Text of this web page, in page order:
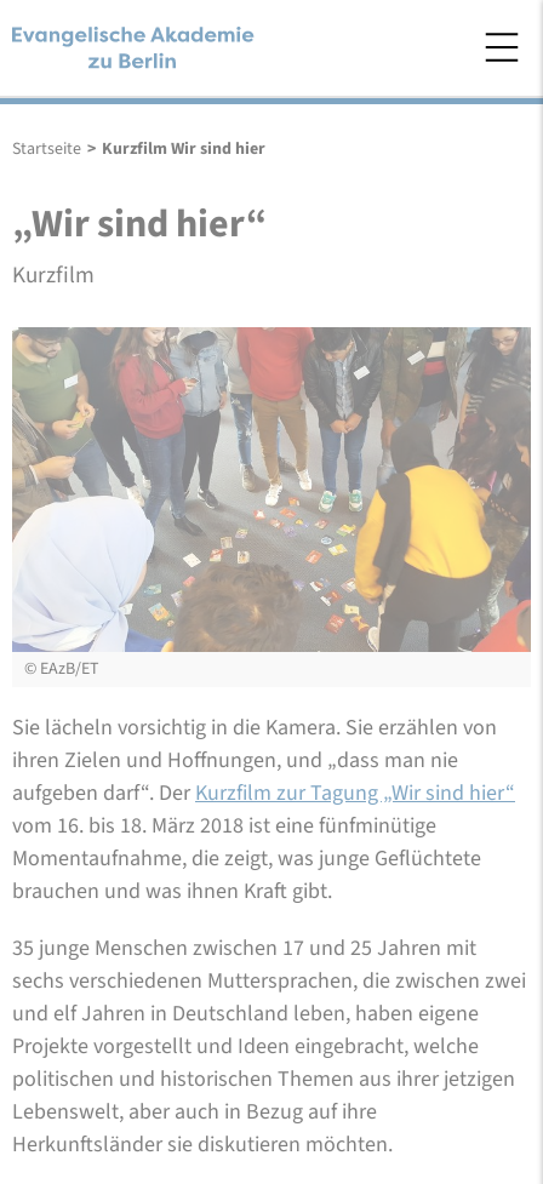
Startseite > Kurzfilm Wir sind hier
„Wir sind hier“
Kurzfilm
© EAzB/ET
Sie lächeln vorsichtig in die Kamera. Sie erzählen von
ihren Zielen und Hoffnungen, und „dass man nie
aufgeben darf“. Der Kurzfilm zur Tagung „Wir sind hier“
vom 16. bis 18. März 2018 ist eine fünfminütige
Momentaufnahme, die zeigt, was junge Geflüchtete
brauchen und was ihnen Kraft gibt.
35 junge Menschen zwischen 17 und 25 Jahren mit
sechs verschiedenen Muttersprachen, die zwischen zwei
und elf Jahren in Deutschland leben, haben eigene
Projekte vorgestellt und Ideen eingebracht, welche
politischen und historischen Themen aus ihrer jetzigen
Lebenswelt, aber auch in Bezug auf ihre
Herkunftsländer sie diskutieren möchten.